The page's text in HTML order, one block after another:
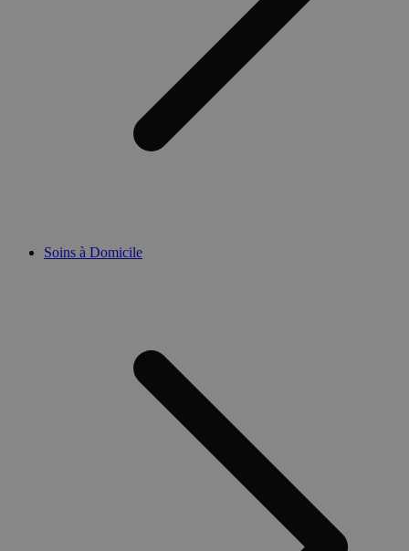
Soins à Domicile